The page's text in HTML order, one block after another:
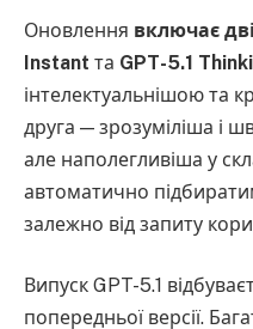
Оновлення включає
Instant та GPT-5.1
інтелектуальнішою та
друга — зрозуміліша і
але наполегливіша у
автоматично
залежно від запиту
Випуск GPT-5.1
попередньої версії.